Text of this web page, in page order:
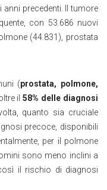
anni precedenti. Il tumore
con 53.686 nuovi
(44.831), prostata
(prostata, polmone,
il58% delle diagnosi
quanto sia cruciale
precoce, disponibili
per il polmone
sono meno inclini a
il rischio di diagnosi